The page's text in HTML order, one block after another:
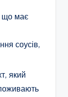
що має
соусів,
який